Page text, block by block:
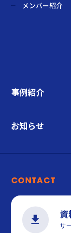
メンバー紹介
事例紹介
お知らせ
CONTACT
資
サ